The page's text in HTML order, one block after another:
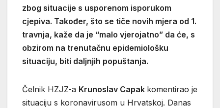
zbog situacije s usporenom isporukom
cjepiva. Također, što se tiče novih mjera od 1.
travnja, kaže da je “malo vjerojatno” da će, s
obzirom na trenutačnu epidemiološku
situaciju, biti daljnjih popuštanja.
Čelnik HZJZ-a Krunoslav Capak komentirao je
situaciju s koronavirusom u Hrvatskoj. Danas